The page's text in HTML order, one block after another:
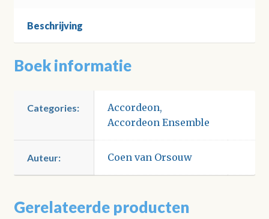
Beschrijving
Boek informatie
Categories: Accordeon,
Accordeon Ensemble
Auteur: Coen van Orsouw
Gerelateerde producten